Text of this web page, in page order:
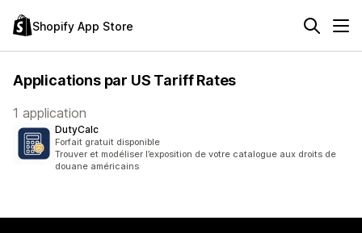
Shopify App Store
Applications par US Tariff Rates
1 application
DutyCalc
Forfait gratuit disponible
Trouver et modéliser l’exposition de votre catalogue aux droits de
douane américains